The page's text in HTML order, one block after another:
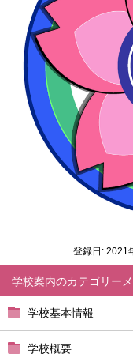
学校案内
学校基本情報
学校概要
登録日: 2021